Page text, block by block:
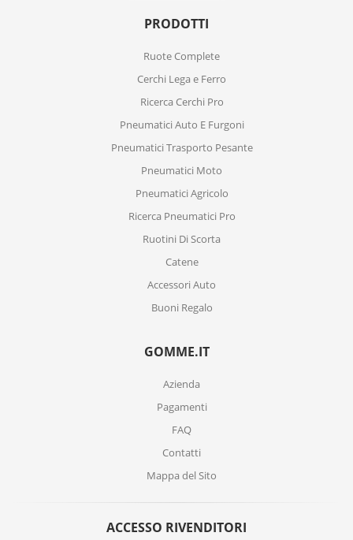
PRODOTTI
Ruote Complete
Cerchi Lega e Ferro
Ricerca Cerchi Pro
Pneumatici Auto E Furgoni
Pneumatici Trasporto Pesante
Pneumatici Moto
Pneumatici Agricolo
Ricerca Pneumatici Pro
Ruotini Di Scorta
Catene
Accessori Auto
Buoni Regalo
GOMME.IT
Azienda
Pagamenti
FAQ
Contatti
Mappa del Sito
ACCESSO RIVENDITORI